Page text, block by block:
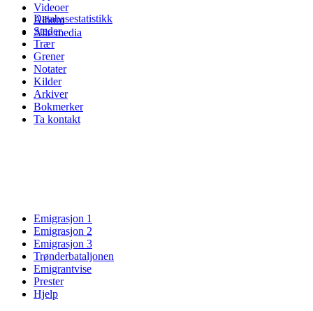
Videoer
Album
Alle media
Databasestatistikk
Steder
Trær
Grener
Notater
Kilder
Arkiver
Bokmerker
Ta kontakt
Emigrasjon 1
Emigrasjon 2
Emigrasjon 3
Trønderbataljonen
Emigrantvise
Prester
Hjelp